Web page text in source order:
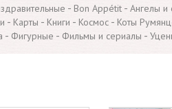
- Bon Appétit - Ангелы
- Карты - Книги - Космос - Коты
- Фигурные - Фильмы и сериалы -